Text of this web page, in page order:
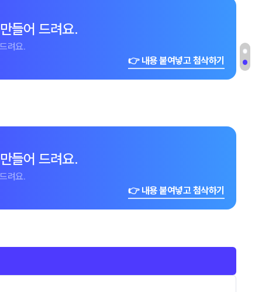
들어 드려요.
려요.
👉 내용 붙여넣고 첨삭하기
들어 드려요.
려요.
👉 내용 붙여넣고 첨삭하기